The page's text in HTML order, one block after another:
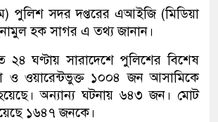
পুলিশ সদর দপ্তরের এআইজি (মিডিয়া
হক সাগর এ তথ্য জানান।
২৪ ঘণ্টায় সারাদেশে পুলিশের বিশেষ
ও ওয়ারেন্টভুক্ত ১০০৪ জন আসামিকে
অন্যান্য ঘটনায় ৬৪৩ জন। মোট
১৬৪৭ জনকে।